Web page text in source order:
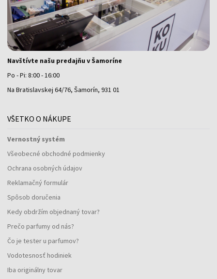
Navštívte našu predajňu v Šamoríne
Po - Pi: 8:00 - 16:00
Na Bratislavskej 64/76, Šamorín, 931 01
VŠETKO O NÁKUPE
Vernostný systém
Všeobecné obchodné podmienky
Ochrana osobných údajov
Reklamačný formulár
Spôsob doručenia
Kedy obdržím objednaný tovar?
Prečo parfumy od nás?
Čo je tester u parfumov?
Vodotesnosť hodiniek
Iba originálny tovar